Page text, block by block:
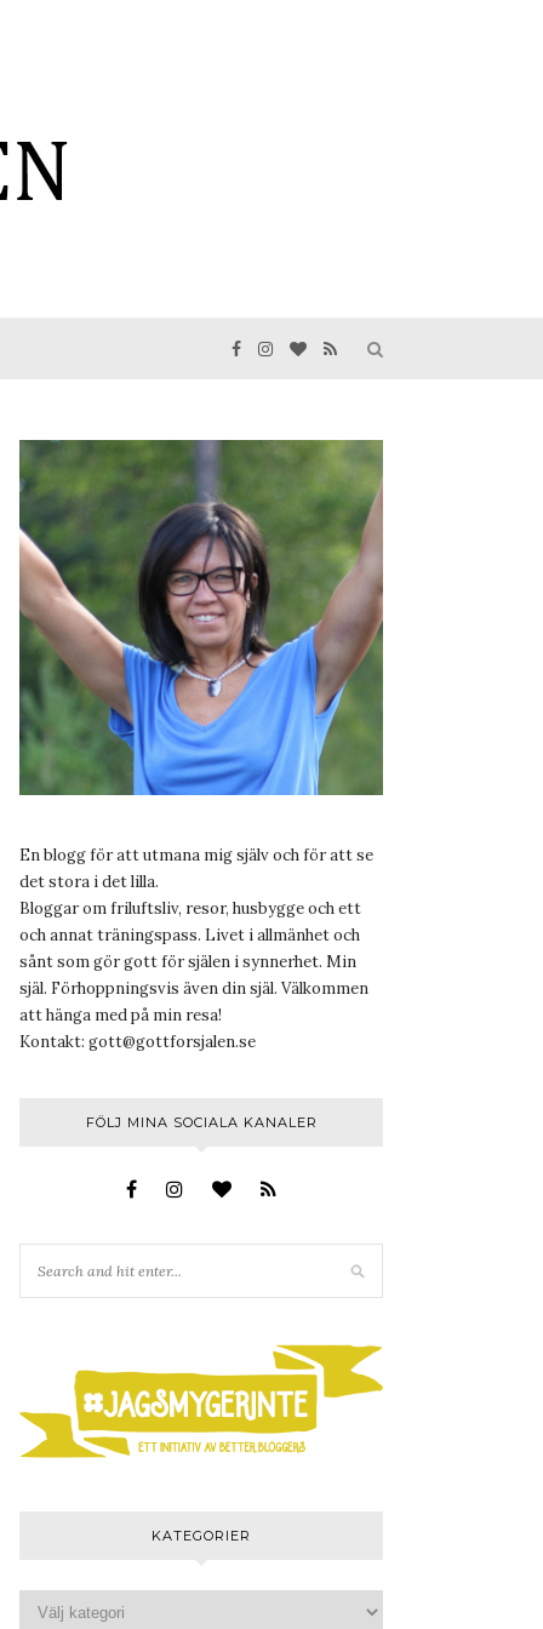
En blogg för att utmana mig själv och för att se
det stora i det lilla.
Bloggar om friluftsliv, resor, husbygge och ett
och annat träningspass. Livet i allmänhet och
sånt som gör gott för själen i synnerhet. Min
själ. Förhoppningsvis även din själ. Välkommen
att hänga med på min resa!
Kontakt: gott@gottforsjalen.se
FÖLJ MINA SOCIALA KANALER
KATEGORIER